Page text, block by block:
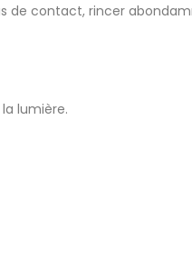
de contact, rincer
lumière.